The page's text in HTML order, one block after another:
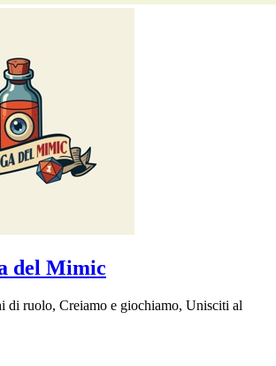
del Mimic
di ruolo, Creiamo e giochiamo, Unisciti al